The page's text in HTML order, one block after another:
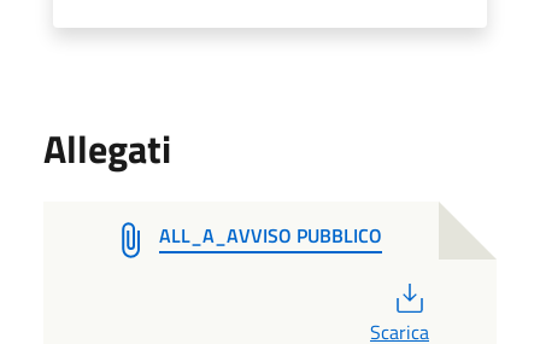
Allegati
ALL_A_AVVISO PUBBLICO
Scarica